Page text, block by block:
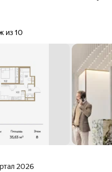
из 10
2026